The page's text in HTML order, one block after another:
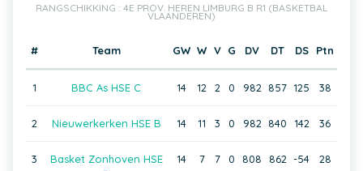
RANGSCHIKKING : 4E PROV. HEREN LIMBURG B R1 (BASKETBAL
VLAANDEREN)
# Team GW W V G DV DT DS Ptn
1 BBC As HSE C 14 12 2 0 982 857 125 38
2 Nieuwerkerken HSE B 14 11 3 0 982 840 142 36
3
Basket Zonhoven HSE
14 7 7 0 808 862 -54 28